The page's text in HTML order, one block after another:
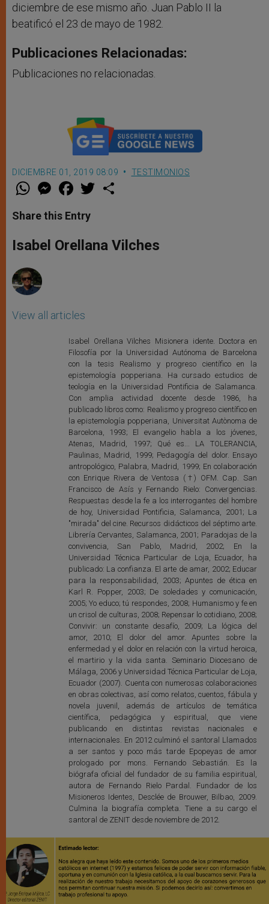
diciembre de ese mismo año. Juan Pablo II la
beatificó el 23 de mayo de 1982.
Publicaciones Relacionadas:
Publicaciones no relacionadas.
DICIEMBRE 01, 2019 08:09 TESTIMONIOS
W
t
s
p
p
M
e
s
e
g
e
F
a
e
b
o
k
w
r
Share this Entry
Isabel Orellana Vilches
View all articles
Isabel Orellana Vilches Misionera idente. Doctora en
Filosofía por la Universidad Autónoma de Barcelona
con la tesis Realismo y progreso científico en la
epistemología popperiana. Ha cursado estudios de
teología en la Universidad Pontificia de Salamanca.
Con amplia actividad docente desde 1986, ha
publicado libros como: Realismo y progreso científico en
la epistemología popperiana, Universitat Autònoma de
Barcelona, 1993; El evangelio habla a los jóvenes,
Atenas, Madrid, 1997; Qué es... LA TOLERANCIA,
Paulinas, Madrid, 1999; Pedagogía del dolor. Ensayo
antropológico, Palabra, Madrid, 1999; En colaboración
con Enrique Rivera de Ventosa (†) OFM. Cap. San
Francisco de Asís y Fernando Rielo: Convergencias.
Respuestas desde la fe a los interrogantes del hombre
de hoy, Universidad Pontificia, Salamanca, 2001; La
"mirada" del cine. Recursos didácticos del séptimo arte.
Librería Cervantes, Salamanca, 2001; Paradojas de la
convivencia, San Pablo, Madrid, 2002; En la
Universidad Técnica Particular de Loja, Ecuador, ha
publicado: La confianza. El arte de amar, 2002; Educar
para la responsabilidad, 2003; Apuntes de ética en
Karl R. Popper, 2003; De soledades y comunicación,
2005; Yo educo; tú respondes, 2008; Humanismo y fe en
un crisol de culturas, 2008; Repensar lo cotidiano, 2008;
Convivir: un constante desafío, 2009; La lógica del
amor, 2010; El dolor del amor. Apuntes sobre la
enfermedad y el dolor en relación con la virtud heroica,
el martirio y la vida santa. Seminario Diocesano de
Málaga, 2006 y Universidad Técnica Particular de Loja,
Ecuador (2007). Cuenta con numerosas colaboraciones
en obras colectivas, así como relatos, cuentos, fábula y
novela juvenil, además de artículos de temática
científica, pedagógica y espiritual, que viene
publicando en distintas revistas nacionales e
internacionales. En 2012 culminó el santoral Llamados
a ser santos y poco más tarde Epopeyas de amor
prologado por mons. Fernando Sebastián. Es la
biógrafa oficial del fundador de su familia espiritual,
autora de Fernando Rielo Pardal. Fundador de los
Misioneros Identes, Desclée de Brouwer, Bilbao, 2009.
Culmina la biografía completa. Tiene a su cargo el
santoral de ZENIT desde noviembre de 2012.